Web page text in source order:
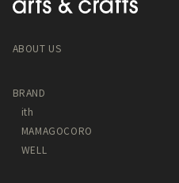
ABOUT US
BRAND
ith
MAMAGOCORO
WELL